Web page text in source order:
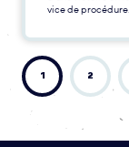
vice de
1 2